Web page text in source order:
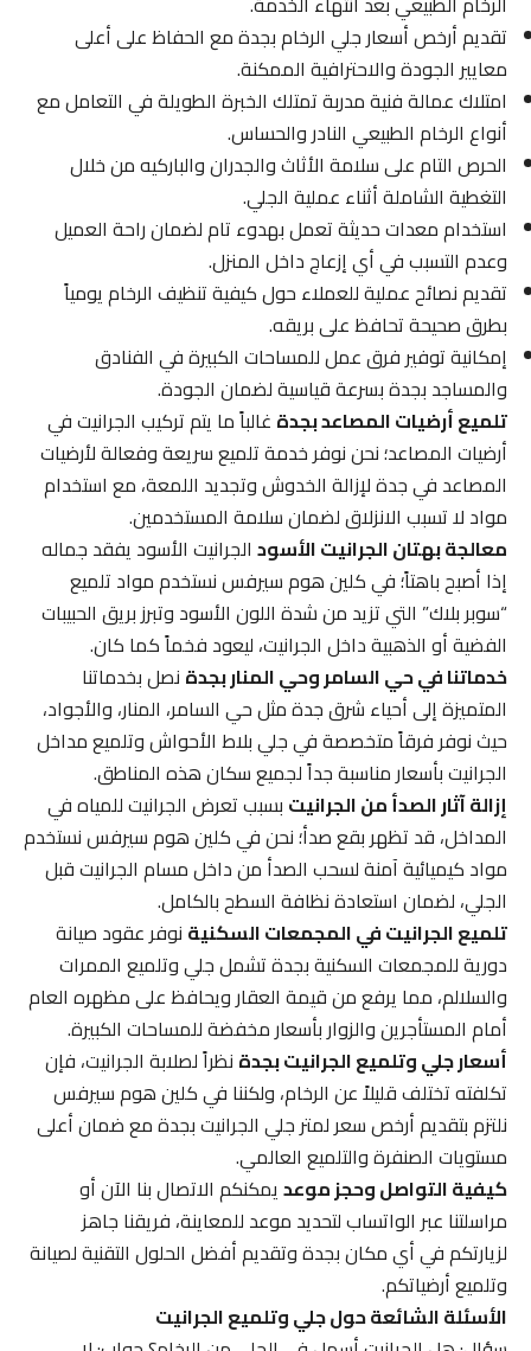
تقديم أرخص أسعار جلي الرخام بجدة مع الحفاظ على أعلى
معايير الجودة والاحترافية الممكنة.
امتلاك عمالة فنية مدربة تمتلك الخبرة الطويلة في التعامل مع
أنواع الرخام الطبيعي النادر والحساس.
الحرص التام على سلامة الأثاث والجدران والباركيه من خلال
التغطية الشاملة أثناء عملية الجلي.
استخدام معدات حديثة تعمل بهدوء تام لضمان راحة العميل
وعدم التسبب في أي إزعاج داخل المنزل.
تقديم نصائح عملية للعملاء حول كيفية تنظيف الرخام يومياً
بطرق صحيحة تحافظ على بريقه.
إمكانية توفير فرق عمل للمساحات الكبيرة في الفنادق
والمساجد بجدة بسرعة قياسية لضمان الجودة.
تلميع أرضيات المصاعد بجدةغالباً ما يتم تركيب الجرانيت في
أرضيات المصاعد؛ نحن نوفر خدمة تلميع سريعة وفعالة لأرضيات
المصاعد في جدة لإزالة الخدوش وتجديد اللمعة، مع استخدام
مواد لا تسبب الانزلاق لضمان سلامة المستخدمين.
معالجة بهتان الجرانيت الأسودالجرانيت الأسود يفقد جماله
إذا أصبح باهتاً؛ في كلين هوم سيرفس نستخدم مواد تلميع
“سوبر بلاك” التي تزيد من شدة اللون الأسود وتبرز بريق الحبيبات
الفضية أو الذهبية داخل الجرانيت، ليعود فخماً كما كان.
خدماتنا في حي السامر وحي المنار بجدةنصل بخدماتنا
المتميزة إلى أحياء شرق جدة مثل حي السامر، المنار، والأجواد،
حيث نوفر فرقاً متخصصة في جلي بلاط الأحواش وتلميع مداخل
الجرانيت بأسعار مناسبة جداً لجميع سكان هذه المناطق.
إزالة آثار الصدأ من الجرانيتبسبب تعرض الجرانيت للمياه في
المداخل، قد تظهر بقع صدأ؛ نحن في كلين هوم سيرفس نستخدم
مواد كيميائية آمنة لسحب الصدأ من داخل مسام الجرانيت قبل
الجلي، لضمان استعادة نظافة السطح بالكامل.
تلميع الجرانيت في المجمعات السكنيةنوفر عقود صيانة
دورية للمجمعات السكنية بجدة تشمل جلي وتلميع الممرات
والسلالم، مما يرفع من قيمة العقار ويحافظ على مظهره العام
أمام المستأجرين والزوار بأسعار مخفضة للمساحات الكبيرة.
أسعار جلي وتلميع الجرانيت بجدةنظراً لصلابة الجرانيت، فإن
تكلفته تختلف قليلاً عن الرخام، ولكننا في كلين هوم سيرفس
نلتزم بتقديم أرخص سعر لمتر جلي الجرانيت بجدة مع ضمان أعلى
مستويات الصنفرة والتلميع العالمي.
كيفية التواصل وحجز موعديمكنكم الاتصال بنا الآن أو
مراسلتنا عبر الواتساب لتحديد موعد للمعاينة، فريقنا جاهز
لزيارتكم في أي مكان بجدة وتقديم أفضل الحلول التقنية لصيانة
وتلميع أرضياتكم.
الأسئلة الشائعة حول جلي وتلميع الجرانيت